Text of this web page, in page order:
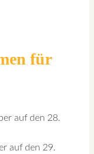
für
auf den 28.
auf den 29.